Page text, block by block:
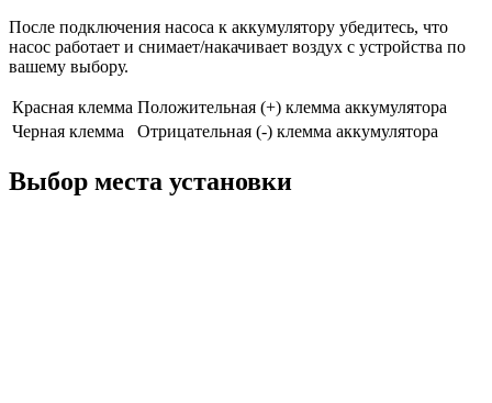
После подключения насоса к аккумулятору убедитесь, что
насос работает и снимает/накачивает воздух с устройства по
вашему выбору.
Красная клемма Положительная (+) клемма аккумулятора
Черная клемма
Отрицательная (-) клемма аккумулятора
Выбор места установки